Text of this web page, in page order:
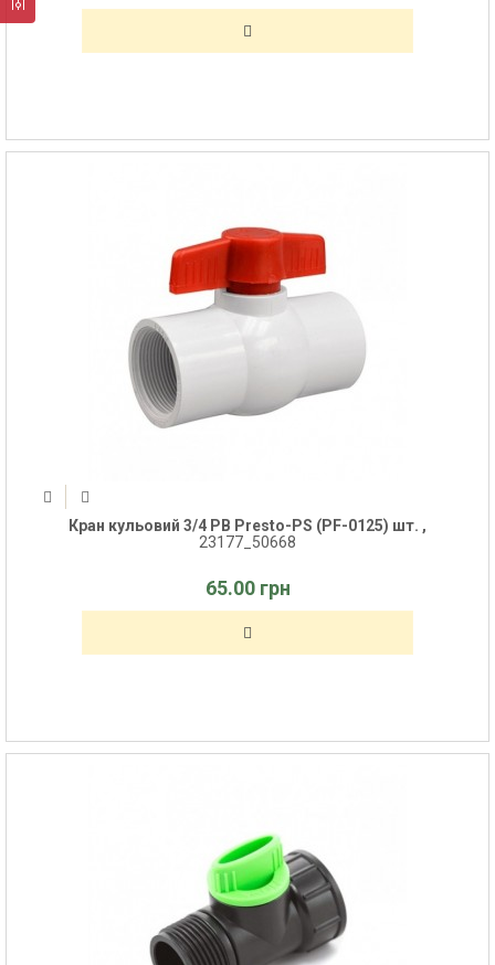
Кран кульовий 3/4 РВ Presto-PS (PF-0125) шт. ,
23177_50668
65.00 грн